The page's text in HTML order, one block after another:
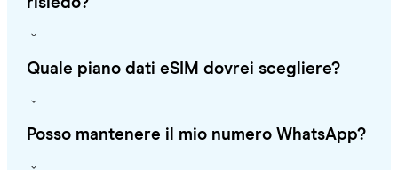
Quale piano dati eSIM dovrei scegliere?
Posso mantenere il mio numero WhatsApp?